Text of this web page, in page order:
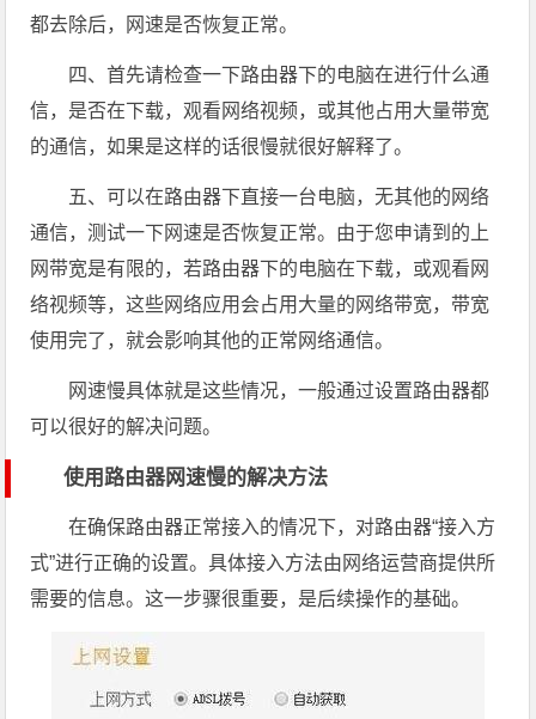
都去除后，网速是否恢复正常。
四、首先请检查一下路由器下的电脑在进行什么通
信，是否在下载，观看网络视频，或其他占用大量带宽
的通信，如果是这样的话很慢就很好解释了。
五、可以在路由器下直接一台电脑，无其他的网络
通信，测试一下网速是否恢复正常。由于您申请到的上
网带宽是有限的，若路由器下的电脑在下载，或观看网
络视频等，这些网络应用会占用大量的网络带宽，带宽
使用完了，就会影响其他的正常网络通信。
网速慢具体就是这些情况，一般通过设置路由器都
可以很好的解决问题。
使用路由器网速慢的解决方法
在确保路由器正常接入的情况下，对路由器“接入方
式”进行正确的设置。具体接入方法由网络运营商提供所
需要的信息。这一步骤很重要，是后续操作的基础。